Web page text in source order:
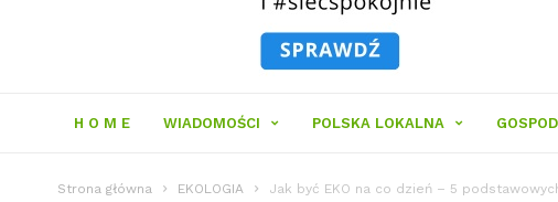
H O M E WIADOMOŚCI POLSKA LOKALNA
Strona główna EKOLOGIA Jak być EKO na co dzień – 5